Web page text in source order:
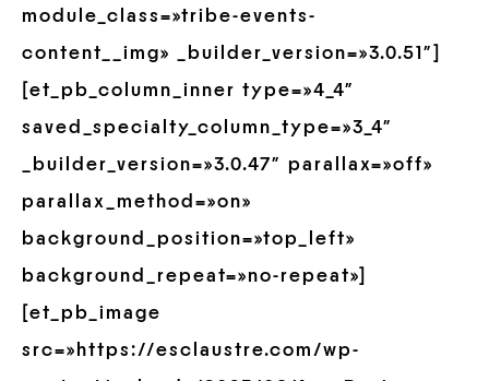
module_class=»tribe-events-
content__img» _builder_version=»3.0.51″]
[et_pb_column_inner type=»4_4″
saved_specialty_column_type=»3_4″
_builder_version=»3.0.47″ parallax=»off»
parallax_method=»on»
background_position=»top_left»
background_repeat=»no-repeat»]
[et_pb_image
src=»https://esclaustre.com/wp-